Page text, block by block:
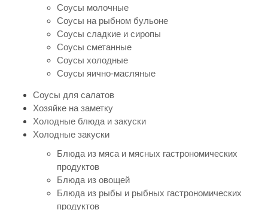
Соусы молочные
Соусы на рыбном бульоне
Соусы сладкие и сиропы
Соусы сметанные
Соусы холодные
Соусы яично-масляные
Соусы для салатов
Хозяйке на заметку
Холодные блюда и закуски
Холодные закуски
Блюда из мяса и мясных гастрономических
продуктов
Блюда из овощей
Блюда из рыбы и рыбных гастрономических
продуктов